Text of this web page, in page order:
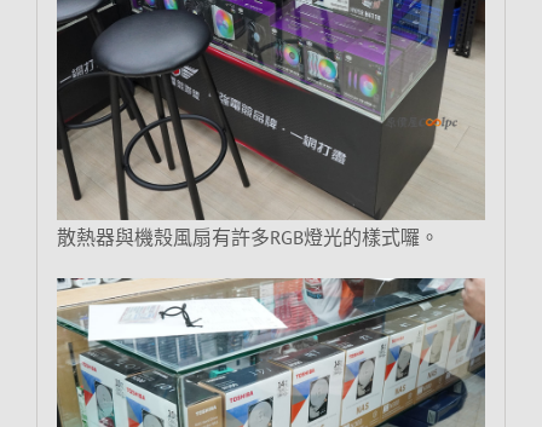
散熱器與機殼風扇有許多RGB燈光的樣式囉。